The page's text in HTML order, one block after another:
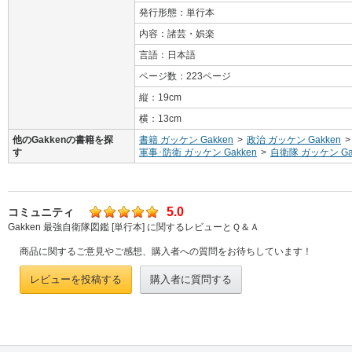
発行形態：単行本
内容：諸芸・娯楽
言語：日本語
ページ数：223ページ
縦：19cm
横：13cm
他のGakkenの書籍を探
す
書籍 ガッケン Gakken > 政治 ガッケン Gakken >
軍事･防衛 ガッケン Gakken > 自衛隊 ガッケン
コミュニティ 5.0
Gakken 最強自衛隊図鑑 [単行本] に関するレビューとＱ＆Ａ
商品に関するご意見やご感想、購入者への質問をお待ちしています！
レビューを投稿する 購入者に質問する